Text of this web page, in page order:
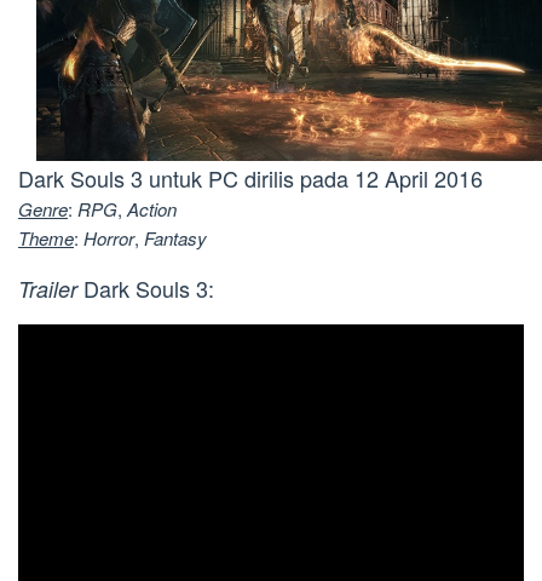
Dark Souls 3 untuk PC dirilis pada 12 April 2016
Genre: RPG, Action
Theme: Horror, Fantasy
Trailer Dark Souls 3: